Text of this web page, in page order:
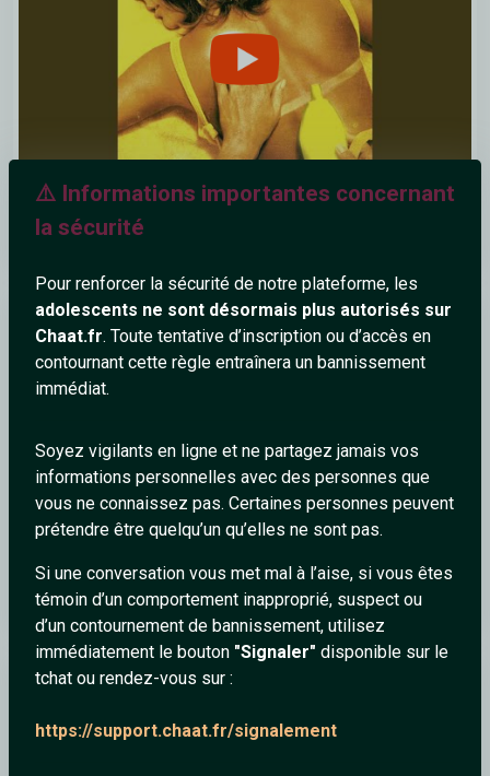
⚠️ Informations importantes concernant
la sécurité
Pour renforcer la sécurité de notre plateforme, les
adolescents ne sont désormais plus autorisés sur
Chaat.fr. Toute tentative d’inscription ou d’accès en
contournant cette règle entraînera un bannissement
immédiat.
Soyez vigilants en ligne et ne partagez jamais vos
informations personnelles avec des personnes que
vous ne connaissez pas. Certaines personnes peuvent
prétendre être quelqu’un qu’elles ne sont pas.
Si une conversation vous met mal à l’aise, si vous êtes
témoin d’un comportement inapproprié, suspect ou
d’un contournement de bannissement, utilisez
immédiatement le bouton "Signaler" disponible sur le
tchat ou rendez-vous sur :
https://support.chaat.fr/signalement
Anathème
julien1378
RIKE - Au Gré du Vent Acoustique